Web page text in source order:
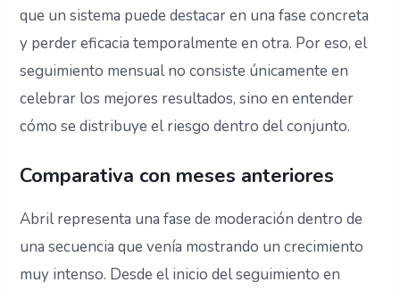
que un sistema puede destacar en una fase concreta
y perder eficacia temporalmente en otra. Por eso, el
seguimiento mensual no consiste únicamente en
celebrar los mejores resultados, sino en entender
cómo se distribuye el riesgo dentro del conjunto.
Comparativa con meses anteriores
Abril representa una fase de moderación dentro de
una secuencia que venía mostrando un crecimiento
muy intenso. Desde el inicio del seguimiento en